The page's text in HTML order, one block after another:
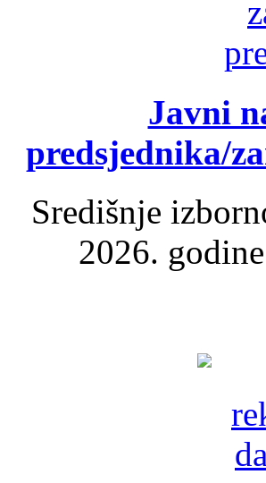
Javni
predsjednika/
Središnje
2026.